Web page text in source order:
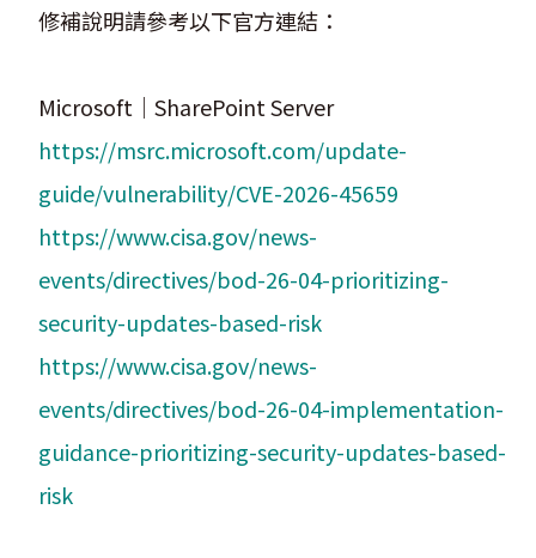
修補說明請參考以下官方連結：
Microsoft｜SharePoint Server
https://msrc.microsoft.com/update-
guide/vulnerability/CVE-2026-45659
https://www.cisa.gov/news-
events/directives/bod-26-04-prioritizing-
security-updates-based-risk
https://www.cisa.gov/news-
events/directives/bod-26-04-implementation-
guidance-prioritizing-security-updates-based-
risk